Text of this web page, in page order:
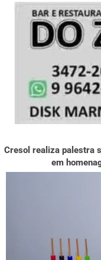
Cresol realiza palestra
em